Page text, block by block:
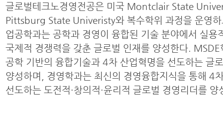
글로벌테크노경영전공은 미국 Montclair State
Pittsburg State Univeristy와 복수학위 과정을 운영
업공학과는 공학과 경영이 융합된 기술 분야에서 실용
국제적 경쟁력을 갖춘 글로벌 인재를 양성한다. MSDE
공학 기반의 융합기술과 4차 산업혁명을 선도하는 글
양성하며, 경영학과는 최신의 경영융합지식을 통해 4
선도하는 도전적·창의적·윤리적 글로벌 경영리더를 양